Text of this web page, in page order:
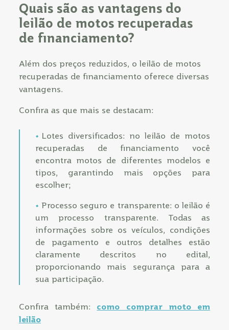
Quais são as vantagens do
leilão de motos recuperadas
de financiamento?
Além dos preços reduzidos, o leilão de motos
recuperadas de financiamento oferece diversas
vantagens.
Confira as que mais se destacam:
Lotes diversificados: no leilão de motos
recuperadas de financiamento você
encontra motos de diferentes modelos e
tipos, garantindo mais opções para
escolher;
Processo seguro e transparente: o leilão é
um processo transparente. Todas as
informações sobre os veículos, condições
de pagamento e outros detalhes estão
claramente descritos no edital,
proporcionando mais segurança para a
sua participação.
Confira também: como comprar moto em
leilão